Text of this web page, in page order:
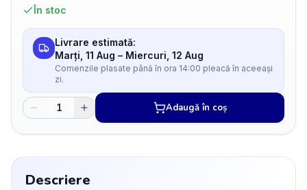
În stoc
Livrare estimată:
Marți, 11 Aug – Miercuri, 12 Aug
Comenzile plasate până în ora 14:00 pleacă în aceeași
zi.
Adaugă în coș
Descriere